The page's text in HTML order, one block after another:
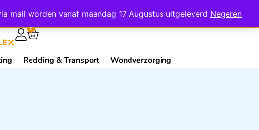
mail worden vanaf maandag 17 Augustus uitgeleverd Negeren
Mijn Account Contact
0
Redding & Transport Wondverzorging